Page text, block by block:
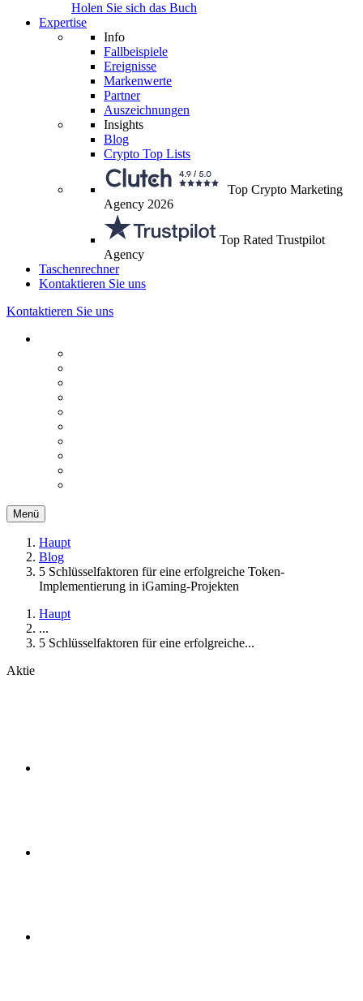
Holen Sie sich das Buch
Expertise
Info
Fallbeispiele
Ereignisse
Markenwerte
Partner
Auszeichnungen
Insights
Blog
Crypto Top Lists
Top Crypto Marketing
Agency 2026
Top Rated Trustpilot
Agency
Taschenrechner
Kontaktieren Sie uns
Kontaktieren Sie uns
Menü
Haupt
Blog
5 Schlüsselfaktoren für eine erfolgreiche Token-
Implementierung in iGaming-Projekten
Haupt
...
5 Schlüsselfaktoren für eine erfolgreiche...
Aktie